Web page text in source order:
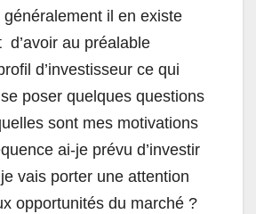
il en existe
d’avoir au préalable
d’investisseur ce qui
poser quelques questions
sont mes motivations
ai-je prévu d’investir
vais porter une attention
opportunités du marché ?